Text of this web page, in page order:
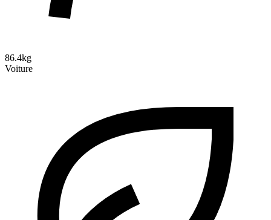
86.4kg
Voiture